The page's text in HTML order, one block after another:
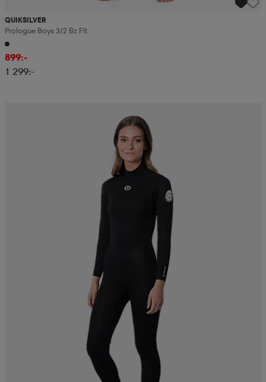
QUIKSILVER
Prologue Boys 3/2 Bz Flt
899:-
1 299:-